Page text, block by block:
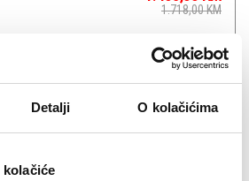
Detalji O kolačićima
1.718,00KM
AV Receiver is the slimline model from
range, measuring in at less than 20cm
installations whilst still holding the latest